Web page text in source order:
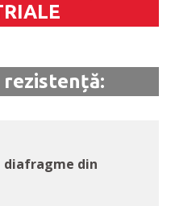
diafragme din